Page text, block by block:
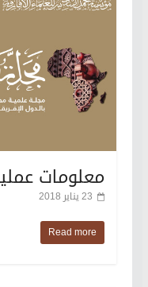
معلومات
23 يناير 2018
Read more